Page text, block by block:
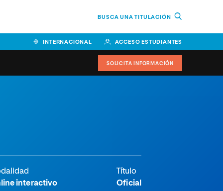
BUSCA UNA TITULACIÓN
INTERNACIONAL ACCESO ESTUDIANTES
SOLICITA INFORMACIÓN
interactivo
Título
Oficial